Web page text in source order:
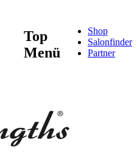
Top
Menü
Shop
Salonfinder
Partner